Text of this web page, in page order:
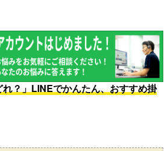
れ？」LINEでかんたん、おすすめ掛